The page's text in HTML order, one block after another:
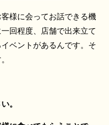
様に会ってお話できる機
回程度、店舗で出来立て
ベントがあるんです。そ
。